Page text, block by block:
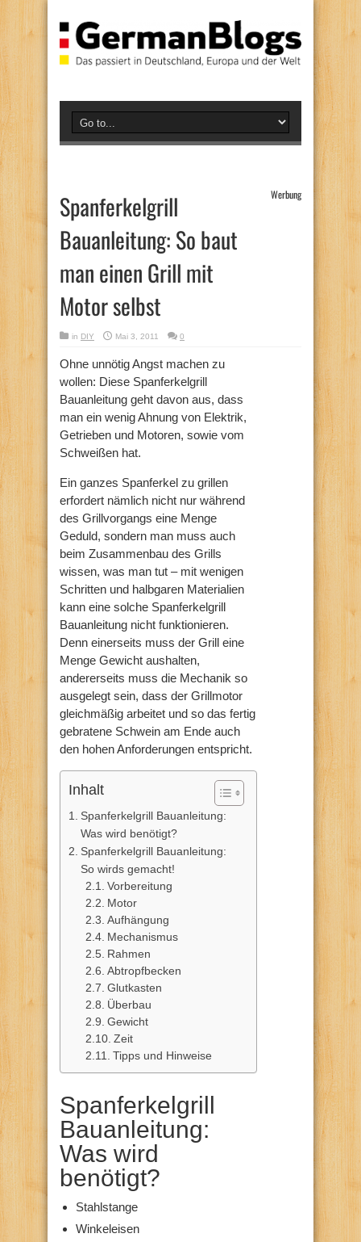
Spanferkelgrill
Bauanleitung: So baut
man einen Grill mit
Motor selbst
Werbung
in DIY Mai 3, 2011 0
Ohne unnötig Angst machen zu
wollen: Diese Spanferkelgrill
Bauanleitung geht davon aus, dass
man ein wenig Ahnung von Elektrik,
Getrieben und Motoren, sowie vom
Schweißen hat.
Ein ganzes Spanferkel zu grillen
erfordert nämlich nicht nur während
des Grillvorgangs eine Menge
Geduld, sondern man muss auch
beim Zusammenbau des Grills
wissen, was man tut – mit wenigen
Schritten und halbgaren Materialien
kann eine solche Spanferkelgrill
Bauanleitung nicht funktionieren.
Denn einerseits muss der Grill eine
Menge Gewicht aushalten,
andererseits muss die Mechanik so
ausgelegt sein, dass der Grillmotor
gleichmäßig arbeitet und so das fertig
gebratene Schwein am Ende auch
den hohen Anforderungen entspricht.
Inhalt
Spanferkelgrill Bauanleitung:
Was wird benötigt?
Spanferkelgrill Bauanleitung:
So wirds gemacht!
Vorbereitung
Motor
Aufhängung
Mechanismus
Rahmen
Abtropfbecken
Glutkasten
Überbau
Gewicht
Zeit
Tipps und Hinweise
Spanferkelgrill
Bauanleitung:
Was wird
benötigt?
Stahlstange
Winkeleisen